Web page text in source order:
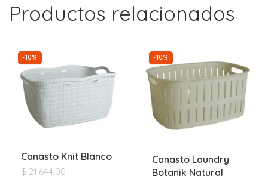
Productos relacionados
-10%
Canasto Knit Blanco
$21.644,00
-10%
Canasto Laundry
Botanik Natural